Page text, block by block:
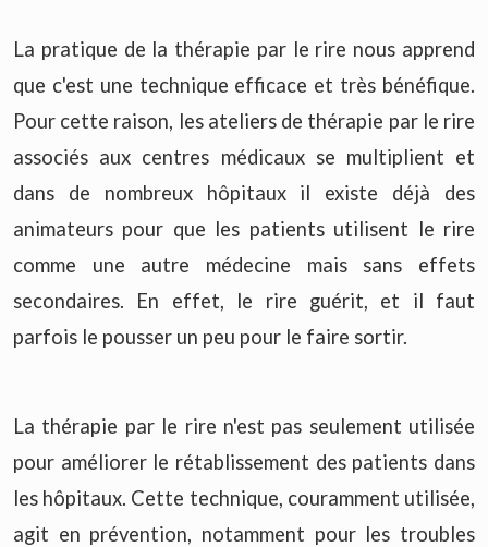
La pratique de la thérapie par le rire nous apprend
que c'est une technique efficace et très bénéfique.
Pour cette raison, les ateliers de thérapie par le rire
associés aux centres médicaux se multiplient et
dans de nombreux hôpitaux il existe déjà des
animateurs pour que les patients utilisent le rire
comme une autre médecine mais sans effets
secondaires. En effet, le rire guérit, et il faut
parfois le pousser un peu pour le faire sortir.
La thérapie par le rire n'est pas seulement utilisée
pour améliorer le rétablissement des patients dans
les hôpitaux. Cette technique, couramment utilisée,
agit en prévention, notamment pour les troubles